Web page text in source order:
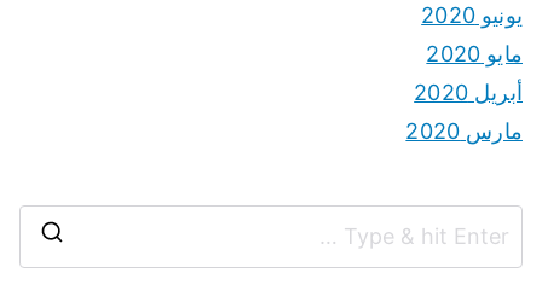
يونيو 2020
مايو 2020
أبريل 2020
مارس 2020